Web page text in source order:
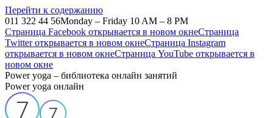
Перейти к содержанию
011 322 44 56Monday – Friday 10 AM – 8 PM
Страница Facebook открывается в новом окнеСтраница
Twitter открывается в новом окнеСтраница Instagram
открывается в новом окнеСтраница YouTube открывается в
новом окне
Power yoga – библиотека онлайн занятий
Power yoga онлайн